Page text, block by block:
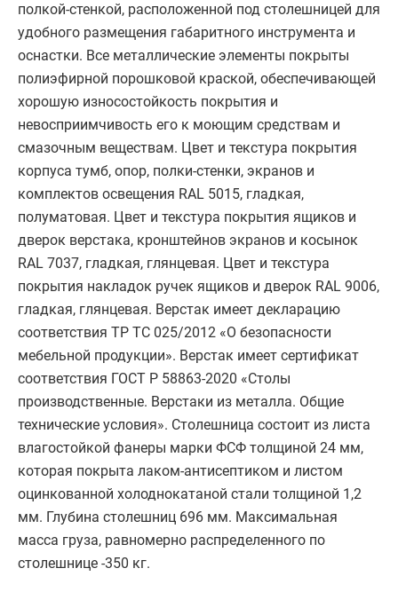
полкой-стенкой, расположенной под столешницей для
удобного размещения габаритного инструмента и
оснастки. Все металлические элементы покрыты
полиэфирной порошковой краской, обеспечивающей
хорошую износостойкость покрытия и
невосприимчивость его к моющим средствам и
смазочным веществам. Цвет и текстура покрытия
корпуса тумб, опор, полки-стенки, экранов и
комплектов освещения RAL 5015, гладкая,
полуматовая. Цвет и текстура покрытия ящиков и
дверок верстака, кронштейнов экранов и косынок
RAL 7037, гладкая, глянцевая. Цвет и текстура
покрытия накладок ручек ящиков и дверок RAL 9006,
гладкая, глянцевая. Верстак имеет декларацию
соответствия ТР ТС 025/2012 «О безопасности
мебельной продукции». Верстак имеет сертификат
соответствия ГОСТ Р 58863-2020 «Столы
производственные. Верстаки из металла. Общие
технические условия». Столешница состоит из листа
влагостойкой фанеры марки ФСФ толщиной 24 мм,
которая покрыта лаком-антисептиком и листом
оцинкованной холоднокатаной стали толщиной 1,2
мм. Глубина столешниц 696 мм. Максимальная
масса груза, равномерно распределенного по
столешнице -350 кг.